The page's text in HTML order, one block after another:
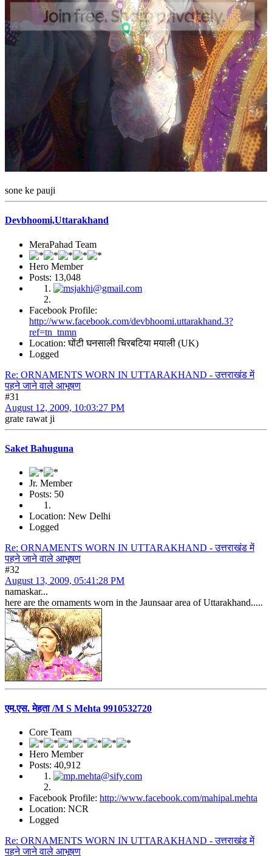
sone ke pauji
Devbhoomi,Uttarakhand
MeraPahad Team
Hero Member
Posts: 13,048
Facebook Profile:
http://www.facebook.com/devbhoomi.uttarakhand.3?
ref=tn_tnmn
Location: घोंटी घनसाली चिरबटिया मयाली (UK)
Logged
Re: ORNAMENTS WORN IN UTTARAKHAND - उत्तराखंड में
पहने जाने वाले आभूषण
#31
August 12, 2009, 10:03:27 PM
grate rawat ji
Saket Bahuguna
Jr. Member
Posts: 50
Location: New Delhi
Logged
Re: ORNAMENTS WORN IN UTTARAKHAND - उत्तराखंड में
पहने जाने वाले आभूषण
#32
August 13, 2009, 05:41:28 PM
namaskar...
here are the ornaments worn in the Jaunsaar area of Uttarakhand.....
एम.एस. मेहता /M S Mehta 9910532720
Core Team
Hero Member
Posts: 40,912
Facebook Profile: http://www.facebook.com/mahipal.mehta
Location: NCR
Logged
Re: ORNAMENTS WORN IN UTTARAKHAND - उत्तराखंड में
पहने जाने वाले आभूषण